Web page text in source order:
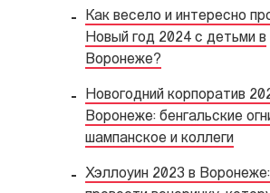
Как весело и интересно
Новый год 2024 с детьми в
Воронеже?
Новогодний корпоратив
Воронеже: бенгальские
шампанское и коллеги
Хэллоуин 2023 в